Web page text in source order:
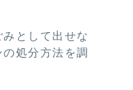
として出せな
処分方法を調